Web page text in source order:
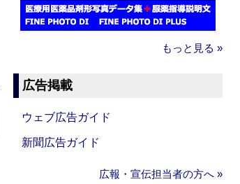
もっと見る »
広告掲載
ウェブ広告ガイド
新聞広告ガイド
広報・宣伝担当者の方へ »